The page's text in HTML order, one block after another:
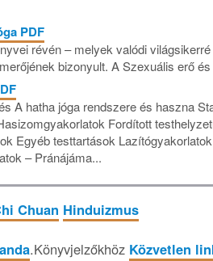
PDF
révén – melyek valódi
bizonyult. A Szexuális erő és
A hatha jóga rendszere és haszna
Fordított
Egyéb testtartások
– Pránájáma...
Chuan Hinduizmus
.Könyvjelzőkhöz Közvetlen